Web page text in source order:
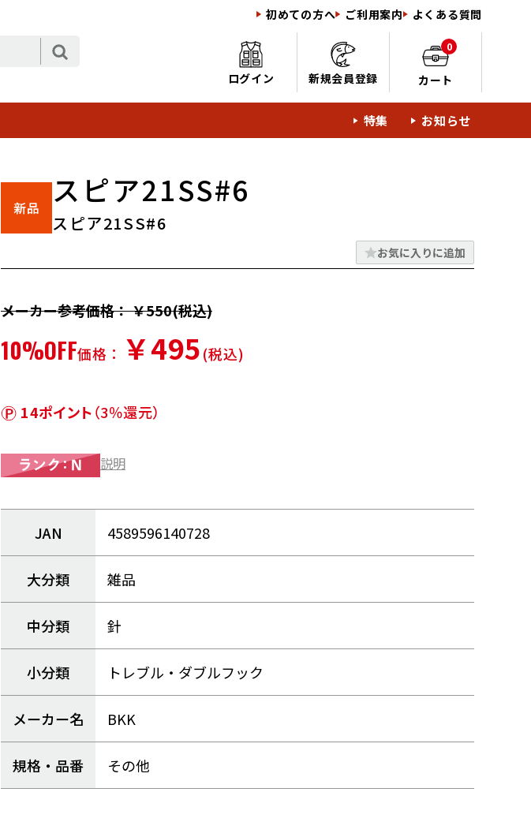
初めての方へ ご利用案内 よくある質問
ログイン 新規会員登録
0
カート
特集 お知らせ
スピア21SS#6
スピア21SS#6
お気に入りに追加
メーカー参考価格： ￥550(税込)
10%OFF価格： ￥495(税込)
14ポイント（3％還元）
説明
JAN 4589596140728
大分類 雑品
中分類 針
小分類 トレブル・ダブルフック
メーカー名 BKK
規格・品番 その他